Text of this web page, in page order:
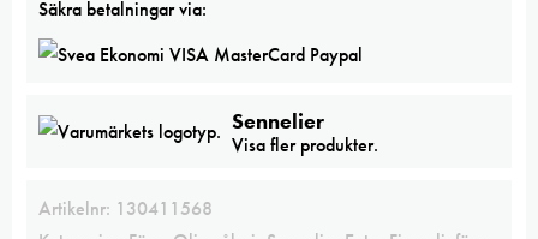
Säkra betalningar via:
Sennelier
Visa fler produkter.
Artikelnr: 130411568